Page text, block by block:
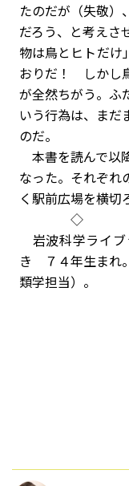
たのだが（失敬）
だろう、と考えさ
物は鳥とヒトだけ
おりだ！ しかし
が全然ちがう。ふ
いう行為は、まだ
のだ。
本書を読んで以
なった。それぞれ
く駅前広場を横切
◇
岩波科学ライブ
き ７４年生まれ
類学担当）。